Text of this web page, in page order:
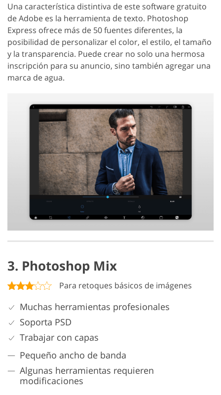
Una característica distintiva de este software gratuito
de Adobe es la herramienta de texto. Photoshop
Express ofrece más de 50 fuentes diferentes, la
posibilidad de personalizar el color, el estilo, el tamaño
y la transparencia. Puede crear no solo una hermosa
inscripción para su anuncio, sino también agregar una
marca de agua.
3. Photoshop Mix
Para retoques básicos de imágenes
Muchas herramientas profesionales
Soporta PSD
Trabajar con capas
Pequeño ancho de banda
Algunas herramientas requieren
modificaciones